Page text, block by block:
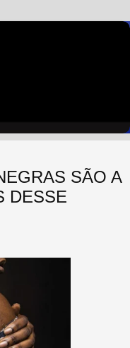
SÃO A
DESSE